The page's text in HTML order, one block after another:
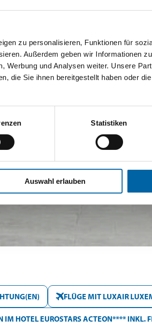
zu personalisieren, Funktionen für
Außerdem geben wir Informationen
Werbung und Analysen weiter. Unsere
die Sie ihnen bereitgestellt haben oder
Statistiken
Auswahl erlauben
FLÜGE MIT LUXAIR
IM HOTEL EUROSTARS ACTEON**** INKL.